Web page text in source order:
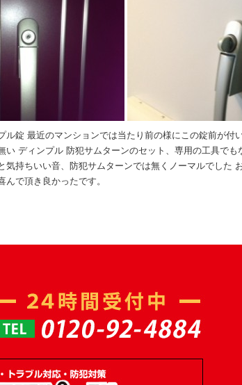
ル錠 最近のマンションでは当たり前の様にこの錠前が付
い ディンプル 防犯サムターンのセット、専用の工具で
気持ちいい音、防犯サムターンでは無くノーマルでした
んで頂き良かったです。